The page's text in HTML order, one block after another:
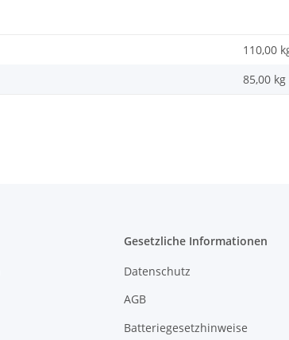
110,00
85,00 kg
Gesetzliche Informationen
Datenschutz
AGB
Batteriegesetzhinweise